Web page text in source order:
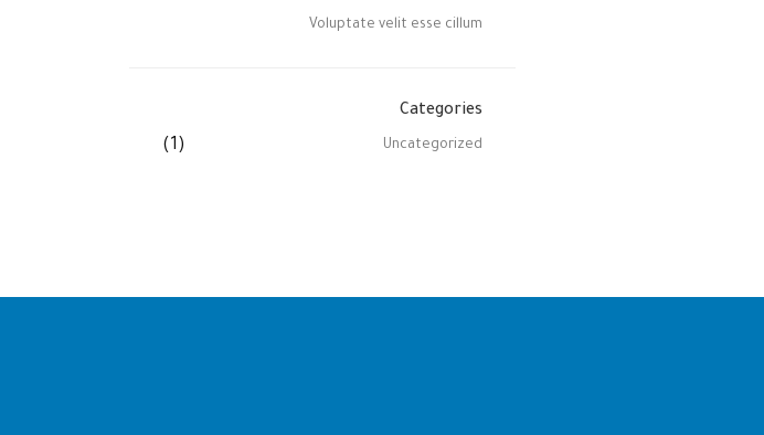
Voluptate velit esse cillum
Categories
Uncategorized
(1)